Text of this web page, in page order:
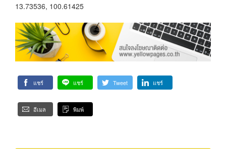
13.73536, 100.61425
แชร์ แชร์ Tweet แชร์
อีเมล พิมพ์